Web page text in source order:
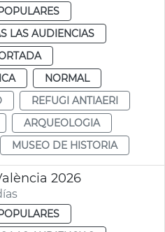
LAS AUDIENCIAS
NORMAL
REFUGI ANTIAERI
ARQUEOLOGIA
MUSEO DE HISTORIA
2026